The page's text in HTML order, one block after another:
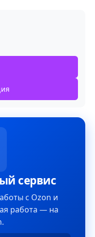
сервис
с Ozon и
работа — на